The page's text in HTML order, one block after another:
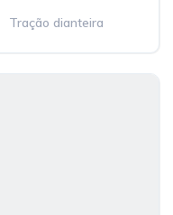
Tração dianteira